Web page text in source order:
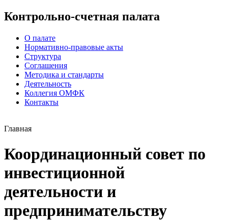
Контрольно-счетная палата
О палате
Нормативно-правовые акты
Структура
Соглашения
Методика и стандарты
Деятельность
Коллегия ОМФК
Контакты
Главная
Координационный совет по
инвестиционной
деятельности и
предпринимательству